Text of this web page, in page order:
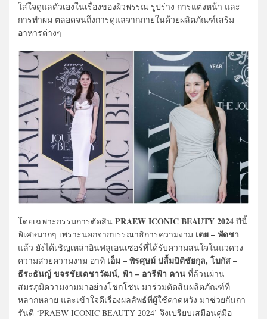
ใส่ใจดูแลตัวเองในเรื่องของผิวพรรณ รูปร่าง การแต่งหน้า และ
การทำผม ตลอดจนถึงการดูแลจากภายในด้วยผลิตภัณฑ์เสริม
อาหารต่างๆ
โดยเฉพาะกรรมการตัดสิน PRAEW ICONIC BEAUTY 2024 ปีนี้
พิเศษมากๆ เพราะนอกจากบรรณาธิการความงาม เตย – พัดชา
แล้ว ยังได้เชิญเหล่าอินฟลูเอนเซอร์ที่ได้รับความสนใจในแวดวง
ความสวยความงาม อาทิ เอ็ม – พิรศุษม์ ปลื้มปิติชัยกุล, โบกัส –
ธีระธันญ์ ขจรชัยเดชาวัฒน์, ฟ้า – อารีฟ้า คาน ที่ล้วนผ่าน
สมรภูมิความงามมาอย่างโชกโชน มาร่วมตัดสินผลิตภัณฑ์ที่
หลากหลาย และเข้าใจดีเรื่องผลลัพธ์ที่ผู้ใช้คาดหวัง มาช่วยกันกา
รันตี ‘PRAEW ICONIC BEAUTY 2024’ จึงเปรียบเสมือนคู่มือ